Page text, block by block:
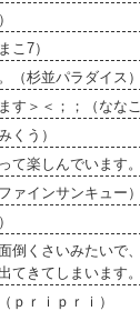
こ7）
（杉並パラダイス）
す＞＜；；（ななこ
くう）
て楽しんでいます
ァインサンキュー）
倒くさいみたいで
てきてしまいます。
ｐｒｉｐｒｉ）